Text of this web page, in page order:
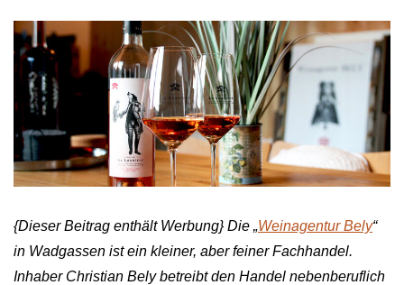
{Dieser Beitrag enthält Werbung} Die „Weinagentur Bely“
in Wadgassen ist ein kleiner, aber feiner Fachhandel.
Inhaber Christian Bely betreibt den Handel nebenberuflich